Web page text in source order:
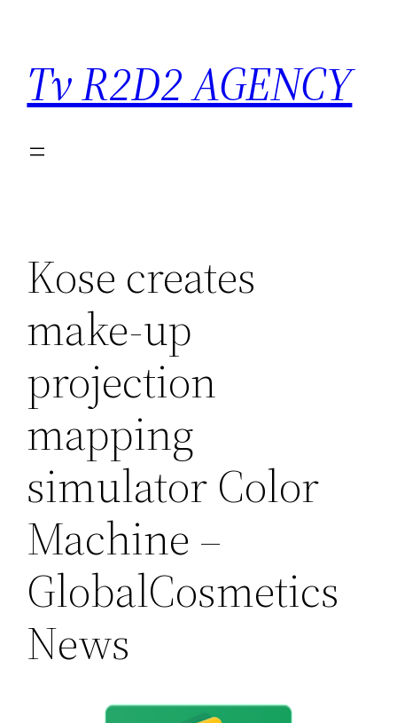
conteúdo
Tv R2D2 AGENCY
Kose creates
make-up
projection
mapping
simulator Color
Machine –
GlobalCosmetics
News